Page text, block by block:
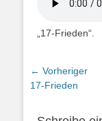
„17-Frieden“.
← Vorheriger
Vorheriger
17-Frieden